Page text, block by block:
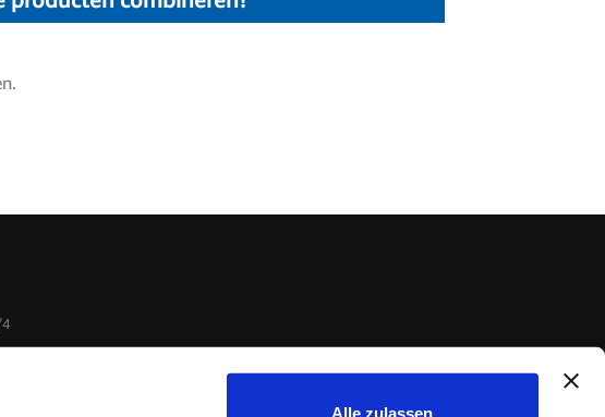
Alle zulassen